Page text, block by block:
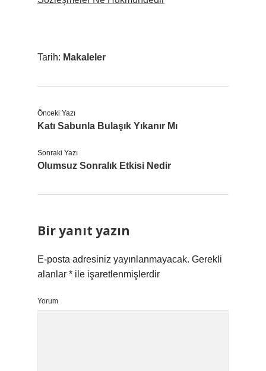
Tarih: Makaleler
Önceki Yazı
Katı Sabunla Bulaşık Yıkanır Mı
Sonraki Yazı
Olumsuz Sonralık Etkisi Nedir
Bir yanıt yazın
E-posta adresiniz yayınlanmayacak. Gerekli
alanlar * ile işaretlenmişlerdir
Yorum